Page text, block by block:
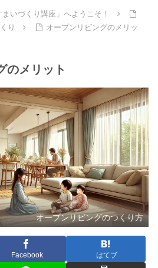
まいづくり講座」へようこそ！
り
オープンリビングのメリッ
のメリット
オープンリビングのつくり方
Facebook はてブ